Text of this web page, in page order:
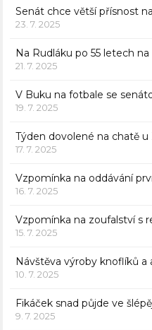
Senát chce větší přísnost
23. 7. 2025
Na Rudláku po 55 letech
21. 7. 2025
V Buku na fotbale se
19. 7. 2025
Týden dovolené na chatě u
17. 7. 2025
Vzpomínka na oddávání
16. 7. 2025
Vzpomínka na zoufalství s
15. 7. 2025
Návštěva výroby knoflíků
10. 7. 2025
Fikáček snad půjde ve
9. 7. 2025